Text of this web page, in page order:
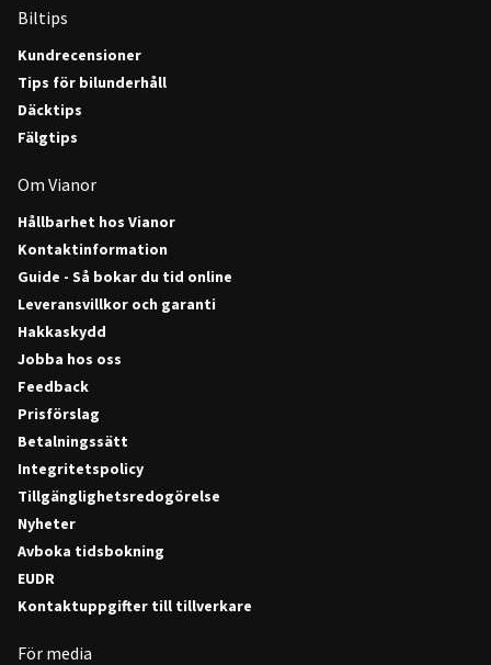
Biltips
Kundrecensioner
Tips för bilunderhåll
Däcktips
Fälgtips
Om Vianor
Hållbarhet hos Vianor
Kontaktinformation
Guide - Så bokar du tid online
Leveransvillkor och garanti
Hakkaskydd
Jobba hos oss
Feedback
Prisförslag
Betalningssätt
Integritetspolicy
Tillgänglighetsredogörelse
Nyheter
Avboka tidsbokning
EUDR
Kontaktuppgifter till tillverkare
För media